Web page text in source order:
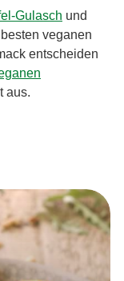
Gulasch und
veganen
entscheiden
aus.